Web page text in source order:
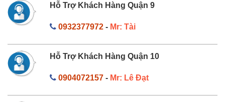
Hỗ Trợ Khách Hàng Quận 9
0932377972- Mr: Tài
Hỗ Trợ Khách Hàng Quận 10
0904072157- Mr: Lê Đạt